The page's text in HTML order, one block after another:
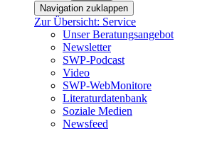
Navigation zuklappen
Zur Übersicht: Service
Unser Beratungsangebot
Newsletter
SWP-Podcast
Video
SWP-WebMonitore
Literaturdatenbank
Soziale Medien
Newsfeed